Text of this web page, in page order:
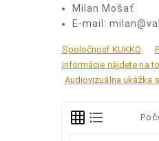
Milan Mošať
E-mail:
Spoločnosť KUKKO
informácie nájdete na
Audiovizuálna ukážka